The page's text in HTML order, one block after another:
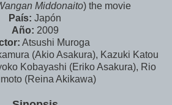
Middonaito) the movie
País: Japón
Año: 2009
Atsushi Muroga
(Akio Asakura), Kazuki Katou
Kobayashi (Eriko Asakura), Rio
(Reina Akikawa)